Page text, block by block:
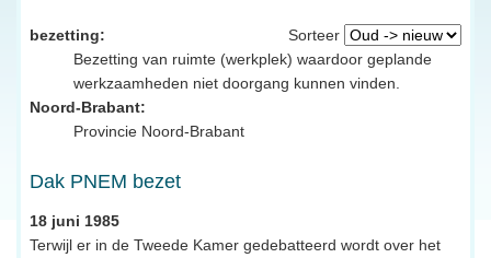
Sorteer
bezetting:
Bezetting van ruimte (werkplek) waardoor geplande
werkzaamheden niet doorgang kunnen vinden.
Noord-Brabant:
Provincie Noord-Brabant
Dak PNEM bezet
18 juni 1985
Terwijl er in de Tweede Kamer gedebatteerd wordt over het